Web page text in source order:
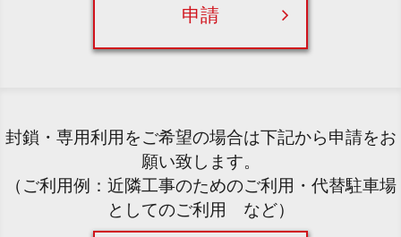
申請
封鎖・専用利用をご希望の場合は下記から申請をお
願い致します。
（ご利用例：近隣工事のためのご利用・代替駐車場
としてのご利用 など）